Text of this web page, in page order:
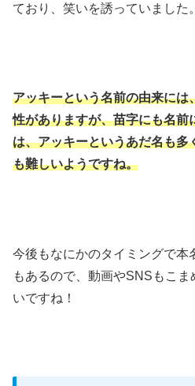
ており、笑いを誘っていました。
アッキーという名前の由来には
性がありますが、苗字にも名前
は、アッキーというあだ名も多
も難しいようですね。
今後もなにかのタイミングで本
もあるので、動画やSNS もこま
いですね！